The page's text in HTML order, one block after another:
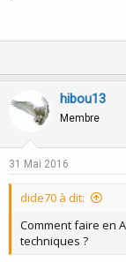
hibou13
Membre
31 Mai 2016
dide70 à dit:
Comment faire en
techniques ?